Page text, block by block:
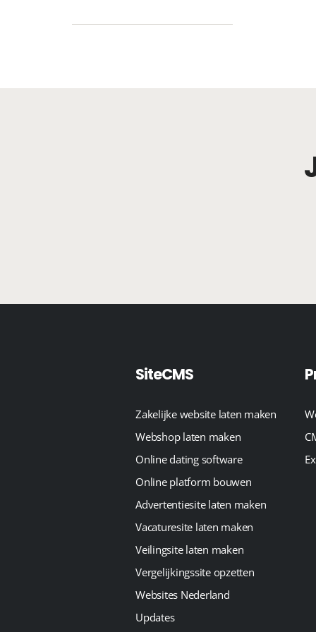
SiteCMS
Zakelijke website laten maken
Webshop laten maken
Online dating software
Online platform bouwen
Advertentiesite laten maken
Vacaturesite laten maken
Veilingsite laten maken
Vergelijkingssite opzetten
Websites Nederland
Updates